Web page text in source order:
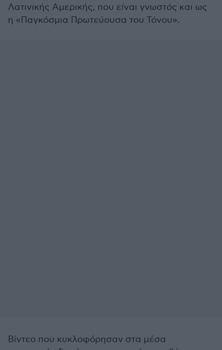
Λατινικής Αμερικής, που είναι γνωστός και ως
η «Παγκόσμια Πρωτεύουσα του Τόνου».
Βίντεο που κυκλοφόρησαν στα μέσα